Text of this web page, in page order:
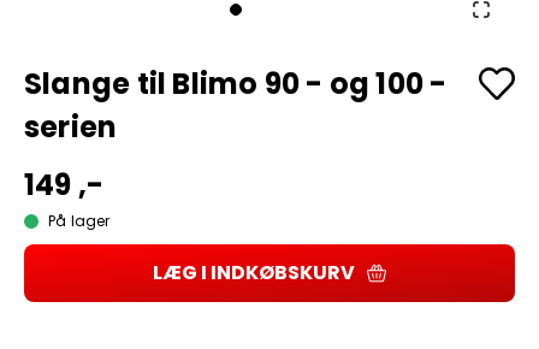
Slange til Blimo 90 - og 100 -
serien
149 ,-
På lager
LÆG I INDKØBSKURV